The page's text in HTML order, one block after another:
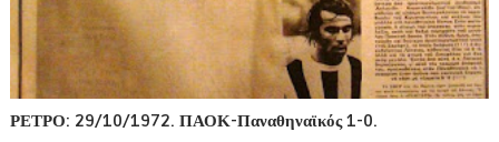
ΡΕΤΡΟ: 29/10/1972. ΠΑΟΚ-Παναθηναϊκός 1-0.